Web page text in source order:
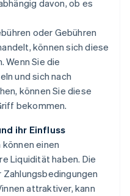
davon, ob es
oder Gebühren
können sich diese
Wenn Sie die
und sich nach
können Sie diese
bekommen.
ihr Einfluss
einen
Liquidität haben. Die
attraktiver, kann